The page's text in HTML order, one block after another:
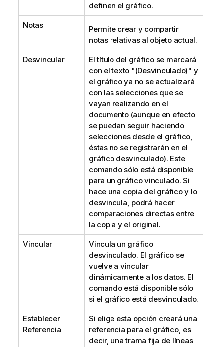
definen el gráfico.
Notas
Permite crear y compartir
notas relativas al objeto actual.
Desvincular
El título del gráfico se marcará
con el texto "(Desvinculado)" y
el gráfico ya no se actualizará
con las selecciones que se
vayan realizando en el
documento (aunque en efecto
se puedan seguir haciendo
selecciones desde el gráfico,
éstas no se registrarán en el
gráfico desvinculado). Este
comando sólo está disponible
para un gráfico vinculado. Si
hace una copia del gráfico y lo
desvincula, podrá hacer
comparaciones directas entre
la copia y el original.
Vincular
Vincula un gráfico
desvinculado. El gráfico se
vuelve a vincular
dinámicamente a los datos. El
comando está disponible sólo
si el gráfico está desvinculado.
Establecer
Referencia
Si elige esta opción creará una
referencia para el gráfico, es
decir, una trama fija de líneas